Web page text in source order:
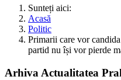
Sunteți aici:
Acasă
Politic
Primarii care vor
partid nu își vor pierde
Arhiva Actualitatea